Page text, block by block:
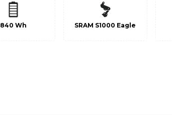
840 Wh SRAM S1000 Eagle